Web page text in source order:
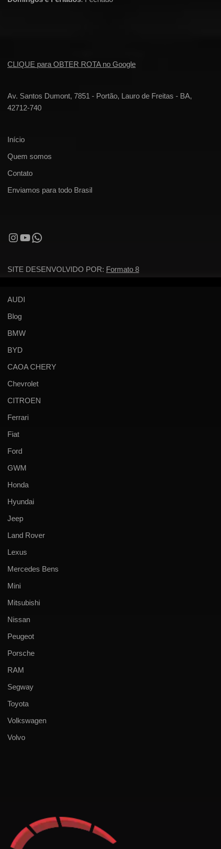
CLIQUE para OBTER ROTA no Google
Av. Santos Dumont, 7851 - Portão, Lauro de Freitas - BA,
42712-740
Início
Quem somos
Contato
Enviamos para todo Brasil
SITE DESENVOLVIDO POR: Formato 8
AUDI
Blog
BMW
BYD
CAOA CHERY
Chevrolet
CITROEN
Ferrari
Fiat
Ford
GWM
Honda
Hyundai
Jeep
Land Rover
Lexus
Mercedes Bens
Mini
Mitsubishi
Nissan
Peugeot
Porsche
RAM
Segway
Toyota
Volkswagen
Volvo